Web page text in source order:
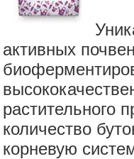
активных
растительного
количество
корневую